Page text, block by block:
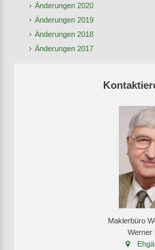
Änderungen 2020
Änderungen 2019
Änderungen 2018
Änderungen 2017
Maklerbüro
Werner